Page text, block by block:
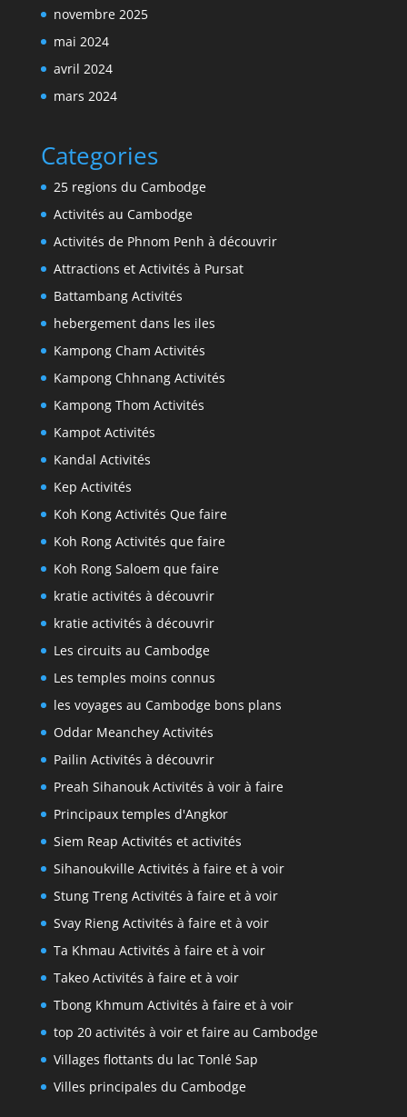
novembre 2025
mai 2024
avril 2024
mars 2024
Categories
25 regions du Cambodge
Activités au Cambodge
Activités de Phnom Penh à découvrir
Attractions et Activités à Pursat
Battambang Activités
hebergement dans les iles
Kampong Cham Activités
Kampong Chhnang Activités
Kampong Thom Activités
Kampot Activités
Kandal Activités
Kep Activités
Koh Kong Activités Que faire
Koh Rong Activités que faire
Koh Rong Saloem que faire
kratie activités à découvrir
kratie activités à découvrir
Les circuits au Cambodge
Les temples moins connus
les voyages au Cambodge bons plans
Oddar Meanchey Activités
Pailin Activités à découvrir
Preah Sihanouk Activités à voir à faire
Principaux temples d'Angkor
Siem Reap Activités et activités
Sihanoukville Activités à faire et à voir
Stung Treng Activités à faire et à voir
Svay Rieng Activités à faire et à voir
Ta Khmau Activités à faire et à voir
Takeo Activités à faire et à voir
Tbong Khmum Activités à faire et à voir
top 20 activités à voir et faire au Cambodge
Villages flottants du lac Tonlé Sap
Villes principales du Cambodge